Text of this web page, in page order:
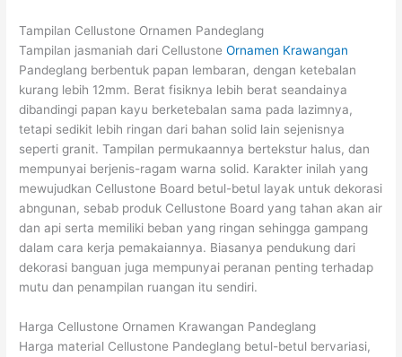
Tampilan Cellustone Ornamen Pandeglang
Tampilan jasmaniah dari CellustoneOrnamen Krawangan
Pandeglang berbentuk papan lembaran, dengan ketebalan
kurang lebih 12mm. Berat fisiknya lebih berat seandainya
dibandingi papan kayu berketebalan sama pada lazimnya,
tetapi sedikit lebih ringan dari bahan solid lain sejenisnya
seperti granit. Tampilan permukaannya bertekstur halus, dan
mempunyai berjenis-ragam warna solid. Karakter inilah yang
mewujudkan Cellustone Board betul-betul layak untuk dekorasi
abngunan, sebab produk Cellustone Board yang tahan akan air
dan api serta memiliki beban yang ringan sehingga gampang
dalam cara kerja pemakaiannya. Biasanya pendukung dari
dekorasi banguan juga mempunyai peranan penting terhadap
mutu dan penampilan ruangan itu sendiri.
Harga Cellustone Ornamen Krawangan Pandeglang
Harga material Cellustone Pandeglang betul-betul bervariasi,